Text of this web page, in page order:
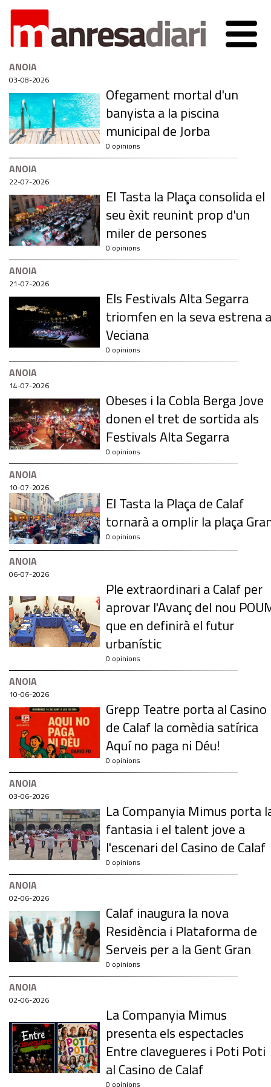
ANOIA
03-08-2026
Ofegament mortal d'un
banyista a la piscina
municipal de Jorba
0 opinions
ANOIA
22-07-2026
El Tasta la Plaça consolida el
seu èxit reunint prop d'un
miler de persones
0 opinions
ANOIA
21-07-2026
Els Festivals Alta Segarra
triomfen en la seva estrena a
Veciana
0 opinions
ANOIA
14-07-2026
Obeses i la Cobla Berga Jove
donen el tret de sortida als
Festivals Alta Segarra
0 opinions
ANOIA
10-07-2026
El Tasta la Plaça de Calaf
tornarà a omplir la plaça
0 opinions
ANOIA
06-07-2026
Ple extraordinari a Calaf per
aprovar l'Avanç del nou
que en definirà el futur
urbanístic
0 opinions
ANOIA
10-06-2026
Grepp Teatre porta al Casino
de Calaf la comèdia satírica
Aquí no paga ni Déu!
0 opinions
ANOIA
03-06-2026
La Companyia Mimus porta
fantasia i el talent jove a
l'escenari del Casino de Calaf
0 opinions
ANOIA
02-06-2026
Calaf inaugura la nova
Residència i Plataforma de
Serveis per a la Gent Gran
0 opinions
ANOIA
02-06-2026
La Companyia Mimus
presenta els espectacles
Entre clavegueres i Poti Poti
al Casino de Calaf
0 opinions